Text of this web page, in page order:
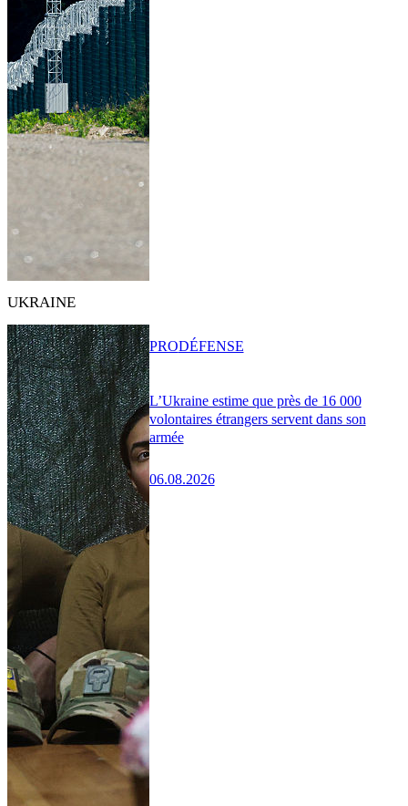
UKRAINE
L’Ukraine estime que près de 16 000
volontaires étrangers servent dans son
armée
06.08.2026
PRODÉFENSE